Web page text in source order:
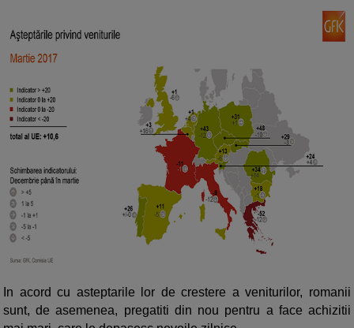
In acord cu asteptarile lor de crestere a veniturilor, romanii
sunt, de asemenea, pregatiti din nou pentru a face achizitii